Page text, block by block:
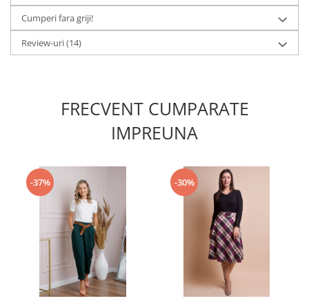
Cumperi fara griji!
Review-uri(14)
FRECVENT CUMPARATE
IMPREUNA
-37% -30%